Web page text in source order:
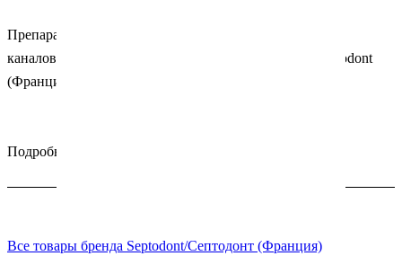
Препарат-сольвент для распломбировки корневых
каналов.
Производитель: Septodont
(Франция).
Подробности
Все товары бренда Septodont/Септодонт (Франция)